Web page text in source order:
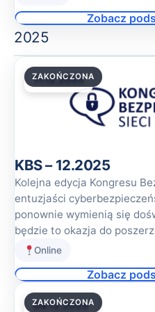
Zobacz
2025
11.12.2025
ZAKOŃCZONA
KBS – 12.2025
Kolejna edycja Kongresu
entuzjaści
ponownie wymienią się
będzie to okazja do
Online
Zobacz
09.12.2025
ZAKOŃCZONA